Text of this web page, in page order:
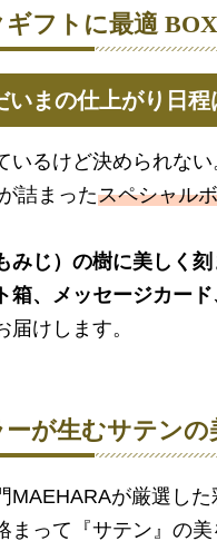
フトに最適
いまの仕上がり日程
いるけど決められな
詰まったスペシャル
みじ）の樹に美しく
箱、メッセージカー
届けします。
が生むサテンの
MAEHARAが厳選した
まって『サテン』の美